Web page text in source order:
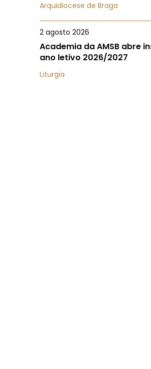
Arquidiocese de Braga
2 agosto 2026
Academia da AMSB abre
ano letivo 2026/2027
Liturgia